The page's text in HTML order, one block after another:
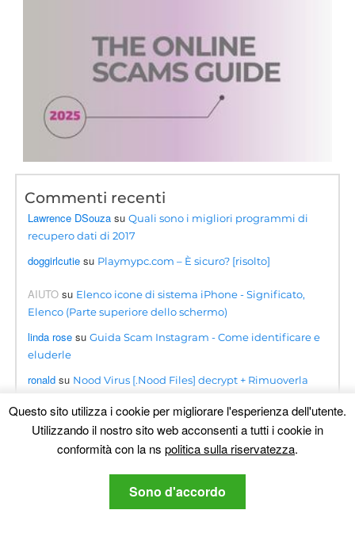
Commenti recenti
Lawrence DSouza suQuali sono i migliori programmi di
recupero dati di 2017
doggirlcutie su Playmypc.com – È sicuro? [risolto]
AIUTO su Elenco icone di sistema iPhone - Significato,
Elenco (Parte superiore dello schermo)
linda rose suGuida Scam Instagram - Come identificare e
eluderle
ronald su Nood Virus [.Nood Files] decrypt + Rimuoverla
ahmetahmati su
Guida alla rimozione del virus
Questo sito utilizza i cookie per migliorare l'esperienza dell'utente.
Utilizzando il nostro sito web acconsenti a tutti i cookie in
conformità con la ns politica sulla riservatezza.
Sono d'accordo